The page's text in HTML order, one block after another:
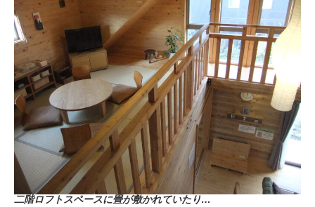
二階ロフトスペースに畳が敷かれていたり…